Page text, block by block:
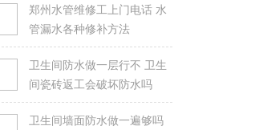
郑州水管维修工上门电话 水
管漏水各种修补方法
卫生间防水做一层行不 卫生
间瓷砖返工会破坏防水吗
卫生间墙面防水做一遍够吗